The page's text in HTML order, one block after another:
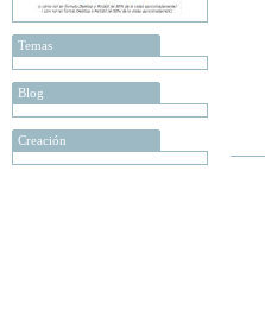
Temas
Blog
Creación